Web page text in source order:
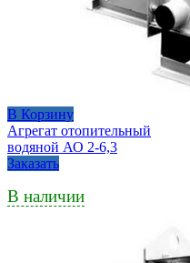
В Корзину
Агрегат отопительный
водяной АО 2-6,3
Заказать
В наличии